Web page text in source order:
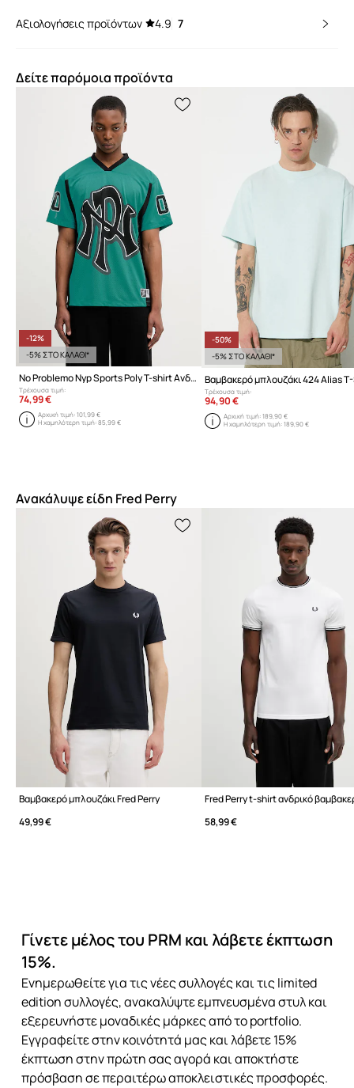
Αξιολογήσεις προϊόντων 4.9 7
Δείτε παρόμοια προϊόντα
-12%
-5% ΣΤΟ ΚΑΛΑΘΙ*
No Problemo Nyp Sports Poly T-shirt Ανδρικό
Τρέχουσα τιμή:
74,99 €
Αρχική τιμή:101,99 €
Η χαμηλότερη τιμή:85,99 €
-50%
-5% ΣΤΟ ΚΑΛΑΘΙ*
Βαμβακερό μπλουζάκι 424 Alias
Τρέχουσα τιμή:
94,90 €
Αρχική τιμή: 189,90 €
Η χαμηλότερη τιμή: 189,90 €
Ανακάλυψε είδη Fred Perry
Βαμβακερό μπλουζάκι Fred Perry
49,99 €
Fred Perry t-shirt ανδρικό
58,99 €
Γίνετε μέλος του PRM και λάβετε έκπτωση
15%.
Ενημερωθείτε για τις νέες συλλογές και τις limited
edition συλλογές, ανακαλύψτε εμπνευσμένα στυλ και
εξερευνήστε μοναδικές μάρκες από το portfolio.
Εγγραφείτε στην κοινότητά μας και λάβετε 15%
έκπτωση στην πρώτη σας αγορά και αποκτήστε
πρόσβαση σε περαιτέρω αποκλειστικές προσφορές.